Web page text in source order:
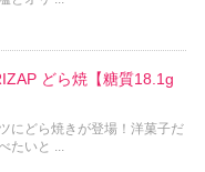
どら焼【糖質18.1g
にどら焼きが登場！洋菓子だ
たいと ...